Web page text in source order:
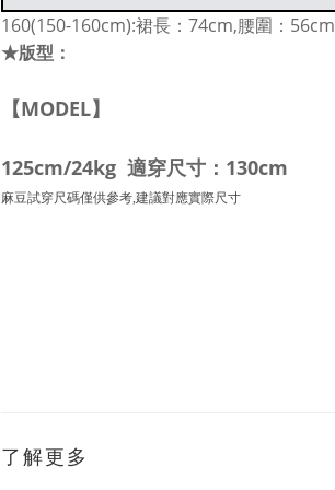
160(150-160cm):裙長：74cm,腰圍：56cm
★版型：
【MODEL】
125cm/24kg 適穿尺寸：130cm
麻豆試穿尺碼僅供參考,建議對應實際尺寸
了解更多